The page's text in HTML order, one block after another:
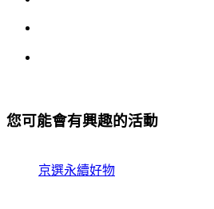
您可能會有興趣的活動
京選永續好物